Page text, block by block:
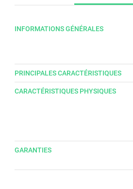
INFORMATIONS GÉNÉRALES
PRINCIPALES CARACTÉRISTIQUES
CARACTÉRISTIQUES PHYSIQUES
GARANTIES